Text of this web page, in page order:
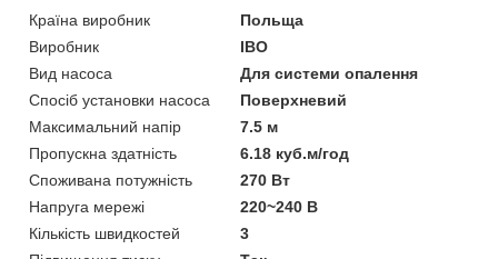
Країна виробник
Польща
Виробник
IBO
Вид насоса
Для системи опалення
Спосіб установки насоса
Поверхневий
Максимальний напір
7.5 м
Пропускна здатність
6.18 куб.м/год
Споживана потужність
270 Вт
Напруга мережі
220~240 В
Кількість швидкостей
3